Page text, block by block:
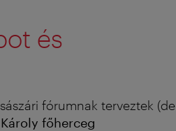
és
fórumnak terveztek (de
Károly főherceg